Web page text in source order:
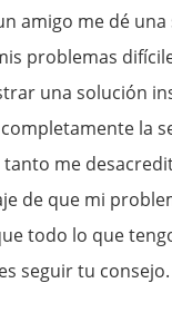
amigo me dé
problemas
una solución
la
me
de que mi
todo lo que
seguir tu consejo.